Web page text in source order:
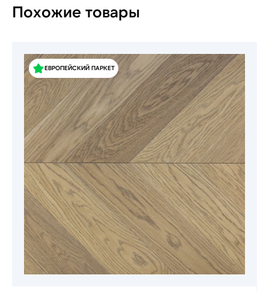
Похожие товары
ЕВРОПЕЙСКИЙ ПАРКЕТ